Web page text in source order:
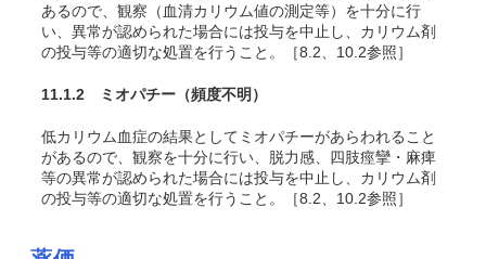
あるので、観察（血清カリウム値の測定等）を十分に行
い、異常が認められた場合には投与を中止し、カリウム剤
の投与等の適切な処置を行うこと。［8.2、10.2参照］
11.1.2 ミオパチー （頻度不明）
低カリウム血症の結果としてミオパチーがあらわれること
があるので、観察を十分に行い、脱力感、四肢痙攣・麻痺
等の異常が認められた場合には投与を中止し、カリウム剤
の投与等の適切な処置を行うこと。［8.2、10.2参照］